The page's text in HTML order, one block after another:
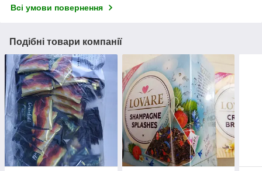
Всі умови повернення
Подібні товари компанії